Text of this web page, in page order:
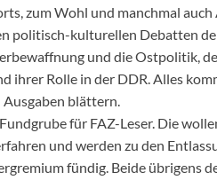
zum Wohl und manchmal auch
politisch-kulturellen Debatten
und die Ostpolitik,
ihrer Rolle in der DDR. Alles
Ausgaben blättern.
für FAZ-Leser. Die
und werden zu den
fündig. Beide übrigens